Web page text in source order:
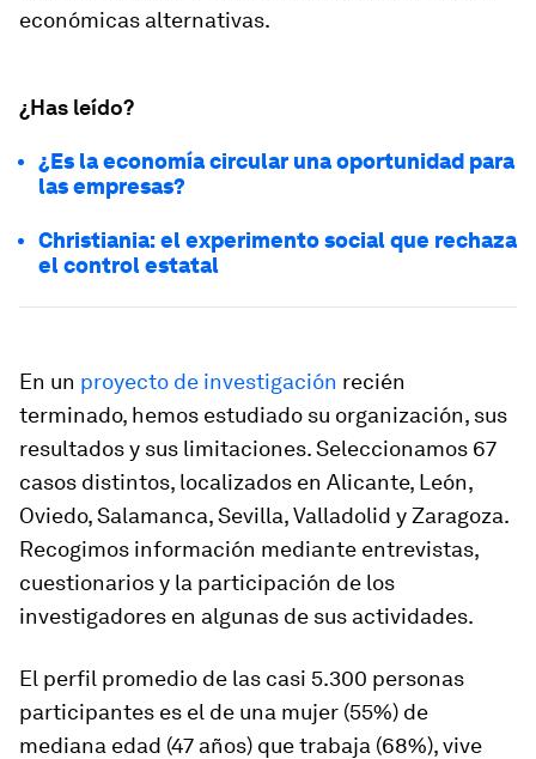
económicas alternativas.
¿Has leído?
¿Es la economía circular una oportunidad para
las empresas?
Christiania: el experimento social que rechaza
el control estatal
En un proyecto de investigación recién
terminado, hemos estudiado su organización, sus
resultados y sus limitaciones. Seleccionamos 67
casos distintos, localizados en Alicante, León,
Oviedo, Salamanca, Sevilla, Valladolid y Zaragoza.
Recogimos información mediante entrevistas,
cuestionarios y la participación de los
investigadores en algunas de sus actividades.
El perfil promedio de las casi 5.300 personas
participantes es el de una mujer (55%) de
mediana edad (47 años) que trabaja (68%), vive